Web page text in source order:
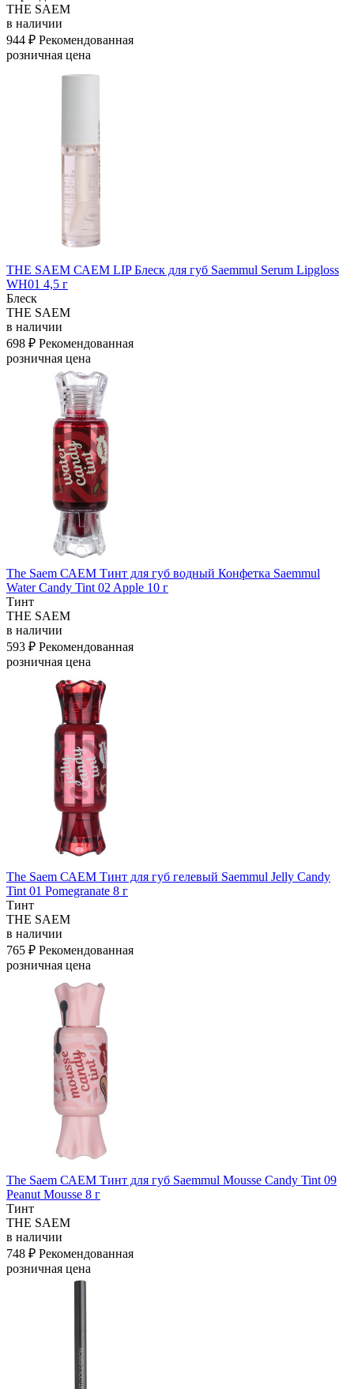
THE SAEM
в наличии
944 ₽ Рекомендованная
розничная цена
THE SAEM САЕМ LIP Блеск для губ Saemmul Serum Lipgloss
WH01 4,5 г
Блеск
THE SAEM
в наличии
698 ₽ Рекомендованная
розничная цена
The Saem САЕМ Тинт для губ водный Конфетка Saemmul
Water Candy Tint 02 Apple 10 г
Тинт
THE SAEM
в наличии
593 ₽ Рекомендованная
розничная цена
The Saem САЕМ Тинт для губ гелевый Saemmul Jelly Candy
Tint 01 Pomegranate 8 г
Тинт
THE SAEM
в наличии
765 ₽ Рекомендованная
розничная цена
The Saem САЕМ Тинт для губ Saemmul Mousse Candy Tint 09
Peanut Mousse 8 г
Тинт
THE SAEM
в наличии
748 ₽ Рекомендованная
розничная цена